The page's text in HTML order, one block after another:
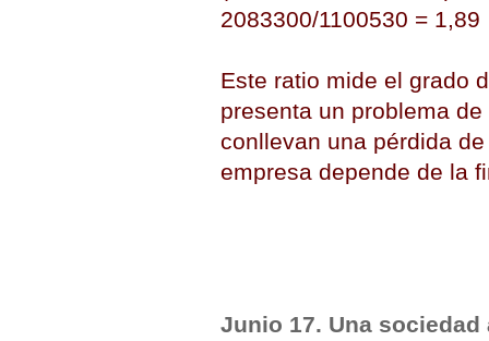
2083300/1100530 = 1,89
Este ratio mide el grado
presenta un problema
conllevan una pérdida
empresa depende de la
Junio 17. Una